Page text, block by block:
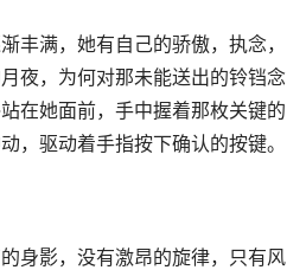
丰满，她有自己的骄傲，执念，
夜，为何对那未能送出的铃铛念
在她面前，手中握着那枚关键的
，驱动着手指按下确认的按键。
身影，没有激昂的旋律，只有风